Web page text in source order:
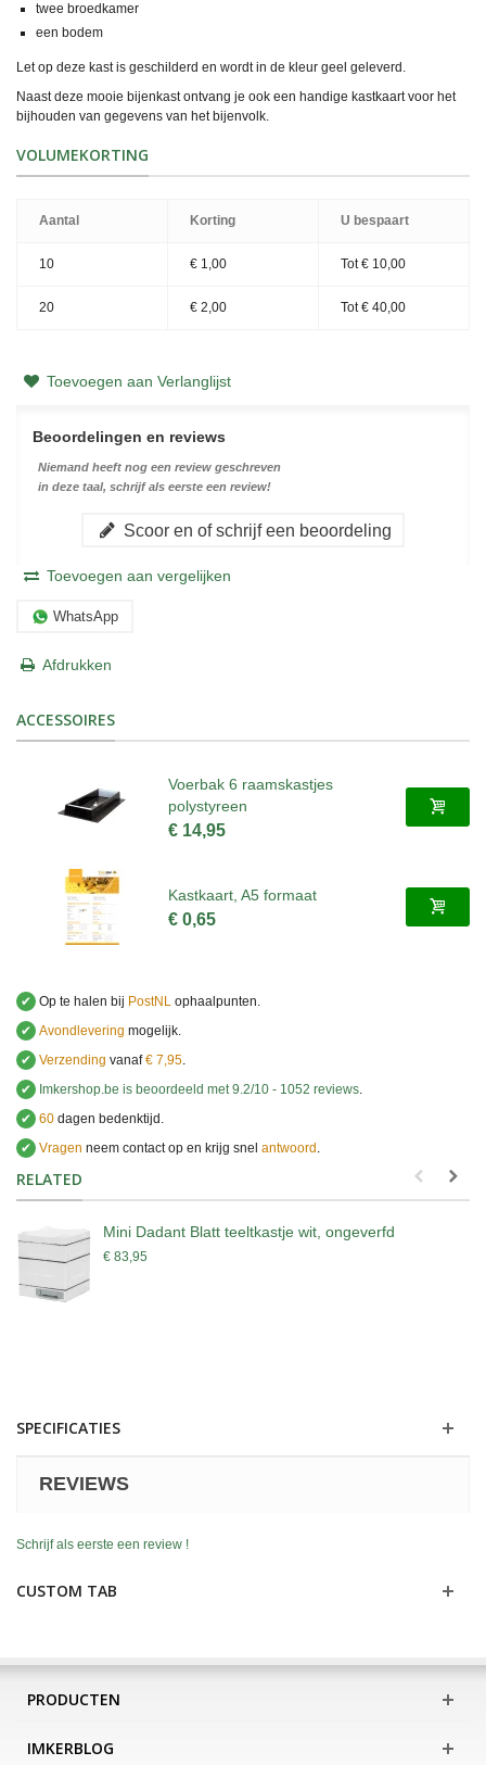
twee broedkamer
een bodem
Let op deze kast is geschilderd en wordt in de kleur geel geleverd.
Naast deze mooie bijenkast ontvang je ook een handige kastkaart voor het
bijhouden van gegevens van het bijenvolk.
VOLUMEKORTING
Aantal Korting U bespaart
10 € 1,00 Tot€ 10,00
20 € 2,00 Tot€ 40,00
Toevoegen aan Verlanglijst
Beoordelingen en reviews
Niemand heeft nog een review geschreven
in deze taal, schrijf als eerste een review!
Scoor en of schrijf een beoordeling
Toevoegen aan vergelijken
WhatsApp
Afdrukken
ACCESSOIRES
Voerbak 6 raamskastjes
polystyreen
€ 14,95
Kastkaart, A5 formaat
€ 0,65
✔ Op te halen bij PostNL ophaalpunten.
✔ Avondlevering mogelijk.
✔ Verzending vanaf€ 7,95.
✔
Imkershop.be is beoordeeld met9.2/10 - 1052 reviews.
✔ 60 dagen bedenktijd.
✔ Vragen neem contact op en krijg snel antwoord .
RELATED
Mini Dadant Blatt teeltkastje wit, ongeverfd
€ 83,95
SPECIFICATIES
REVIEWS
Schrijf als eerste een review !
CUSTOM TAB
PRODUCTEN
IMKERBLOG